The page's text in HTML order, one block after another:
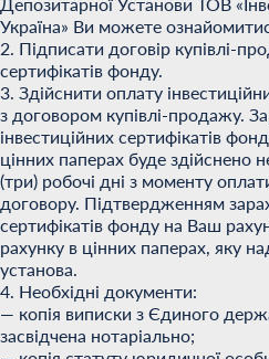
Україна» Ви можете
2. Підписати договір купівлі-
сертифікатів фонду.
3. Здійснити оплату
з договором купівлі-продажу.
інвестиційних сертифікатів
цінних паперах буде здійснено
(три) робочі дні з моменту
договору. Підтвердженням
сертифікатів фонду на Ваш
рахунку в цінних паперах, яку
установа.
4. Необхідні документи:
— копія виписки з Єдиного
засвідчена нотаріально;